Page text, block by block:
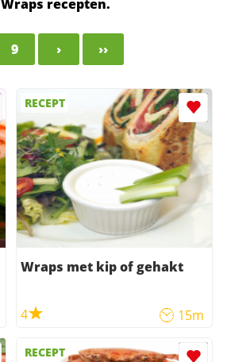
recepten.
9 › ››
RECEPT
Wraps met kip of gehakt
4 15m
RECEPT